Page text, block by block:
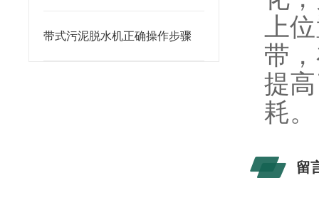
带式污泥脱水机正确操作步骤
上
带
提
耗。
留